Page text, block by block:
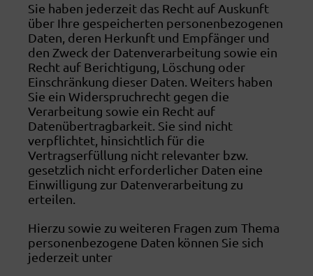
Sie haben jederzeit das Recht auf Auskunft
über Ihre gespeicherten personenbezogenen
Daten, deren Herkunft und Empfänger und
den Zweck der Datenverarbeitung sowie ein
Recht auf Berichtigung, Löschung oder
Einschränkung dieser Daten. Weiters haben
Sie ein Widerspruchrecht gegen die
Verarbeitung sowie ein Recht auf
Datenübertragbarkeit. Sie sind nicht
verpflichtet, hinsichtlich für die
Vertragserfüllung nicht relevanter bzw.
gesetzlich nicht erforderlicher Daten eine
Einwilligung zur Datenverarbeitung zu
erteilen.
Hierzu sowie zu weiteren Fragen zum Thema
personenbezogene Daten können Sie sich
jederzeit unter